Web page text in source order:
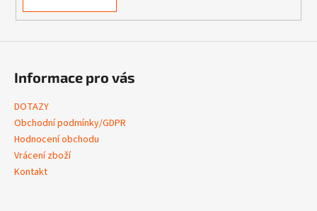
Informace pro vás
DOTAZY
Obchodní podmínky/GDPR
Hodnocení obchodu
Vrácení zboží
Kontakt